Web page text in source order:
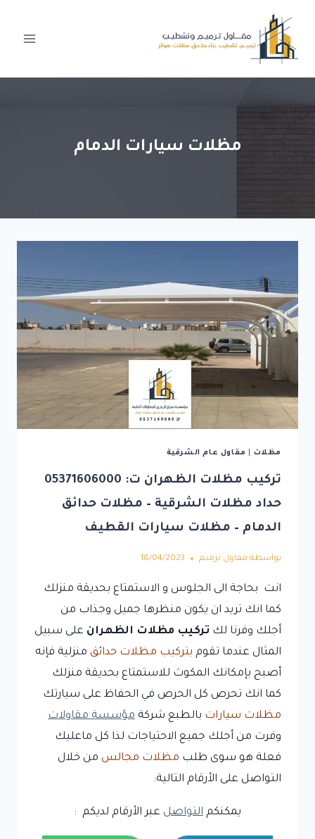
المحتوى
مظلات سيارات الدمام
مظلات مقاول عام الشرقية
تركيب مظلات الظهران ت: 05371606000
حداد مظلات الشرقية – مظلات حدائق
الدمام – مظلات سيارات القطيف
بواسطة مقاول ترميم 18/04/2023
انت بحاجة الى الجلوس و الاستمتاع بحديقة منزلك
كما انك تريد ان يكون منظرها جميل وجذاب من
أجلك وفرنا لك تركيب مظلات الظهران على سبيل
المثال عندما تقوم بتركيب مظلات حدائق منزلية فإنه
أصبح بإمكانك المكوث للاستمتاع بحديقة منزلك
كما انك تحرص كل الحرص في الحفاظ على سيارتك
مظلات سيارات بالطبع شركة مؤسسة مقاولات
وفرت من أجلك جميع الاحتياجات لذا كل ماعليك
فعلة هو سوى طلب مظلات مجالس من خلال
التواصل على الأرقام التالية:
يمكنكم التواصل عبر الأرقام لديكم :